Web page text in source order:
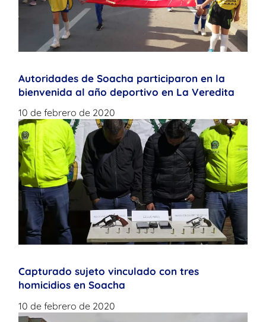
Autoridades de Soacha participaron en la
bienvenida al año deportivo en La Veredita
10 de febrero de 2020
Capturado sujeto vinculado con tres
homicidios en Soacha
10 de febrero de 2020